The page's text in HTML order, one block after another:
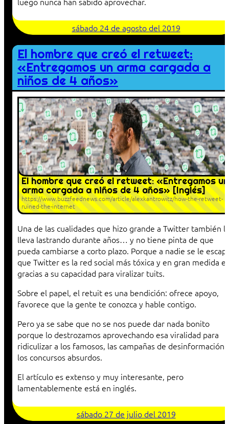
sábado 24 de agosto del 2019
El hombre que creó el retweet:
«Entregamos un arma cargada a
niños de 4 años»
El hombre que creó el retweet: «Entregamos un
arma cargada a niños de 4 años» [Inglés]
https://www.buzzfeednews.com/article/alexkantrowitz/how-the-retweet-
ruined-the-internet
Una de las cualidades que hizo grande a Twitter también la
lleva lastrando durante años… y no tiene pinta de que
pueda cambiarse a corto plazo. Porque a nadie se le
que Twitter es la red social más tóxica y en gran medida es
gracias a su capacidad para viralizar tuits.
Sobre el papel, el retuit es una bendición: ofrece apoyo,
favorece que la gente te conozca y hable contigo.
Pero ya se sabe que no se nos puede dar nada bonito
porque lo destrozamos aprovechando esa viralidad para
ridiculizar a los famosos, las campañas de desinformación
los concursos absurdos.
El artículo es extenso y muy interesante, pero
lamentablemente está en inglés.
sábado 27 de julio del 2019